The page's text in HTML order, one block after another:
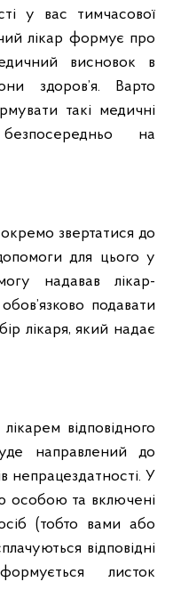
у вас тимчасової
лікар формує про
висновок в
здоров’я. Варто
такі медичні
на
звертатися до
для цього у
надавав лікар-
подавати
лікаря, який надає
відповідного
направлений до
непрацездатності. У
особою та включені
(тобто вами або
відповідні
листок